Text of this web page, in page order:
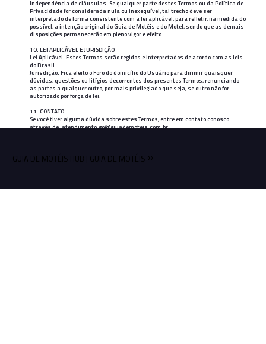
Independência de cláusulas. Se qualquer parte destes Termos ou da Política de
Privacidade for considerada nula ou inexequível, tal trecho deve ser
interpretado de forma consistente com a lei aplicável, para refletir, na medida do
possível, a intenção original do Guia de Motéis e do Motel, sendo que as demais
disposições permanecerão em pleno vigor e efeito.
10. LEI APLICÁVEL E JURISDIÇÃO
Lei Aplicável. Estes Termos serão regidos e interpretados de acordo com as leis
do Brasil.
Jurisdição. Fica eleito o Foro do domicílio do Usuário para dirimir quaisquer
dúvidas, questões ou litígios decorrentes dos presentes Termos, renunciando
as partes a qualquer outro, por mais privilegiado que seja, se outro não for
autorizado por força de lei.
11. CONTATO
Se você tiver alguma dúvida sobre estes Termos, entre em contato conosco
através de:atendimento.go@guiademoteis.com.br.
GUIA DE MOTÉIS HUB | GUIA DE MOTÉIS ©